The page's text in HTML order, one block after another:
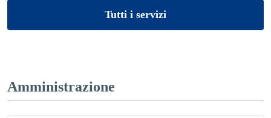
Tutti i servizi
Amministrazione